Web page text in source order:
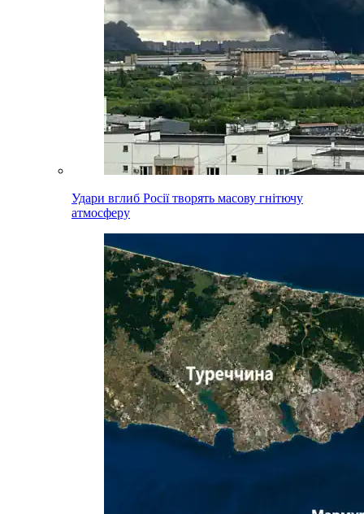
Удари вглиб Росії творять масову гнітючу
атмосферу